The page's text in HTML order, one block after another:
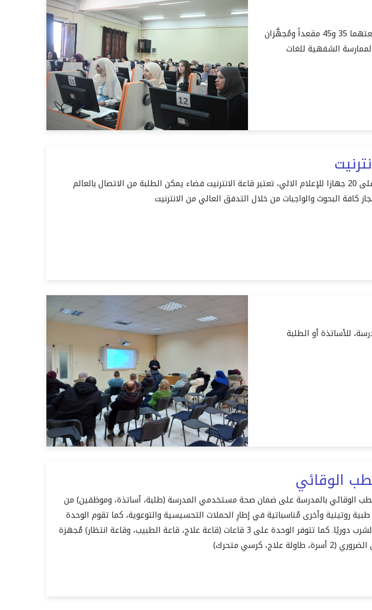
تتوفر المدرسة على مَخبرين (2) لتدريس اللغات الأجنبية والإعلام الآلي سِعتهما 35 و45 مقعداً ومُجهَّزان
الشفهية للغات
تتوفر القاعة على 20 جهازا للإعلام الالي، تعتبر قاعة الانترنيت فضاء يمكن الطلبة من الاتصال بالعالم
للأساتذة أو الطلبة
الوقائي
الوقائي بالمدرسة على ضمان صحة مستخدمي المدرسة (طلبة، أساتذة، وموظفين) من
روتينية وأخرى مُناسباتية في إطارِ الحملات التحسيسية والتوعوية، كما تقوم الوحدة
بمراقبة مياه الشرب دوريًا. كما تتوفر الوحدة على 3 قاعات (قاعة علاج، قاعة الطبيب، وقاعة انتظار) مُجهزة